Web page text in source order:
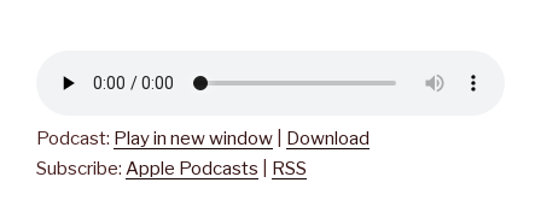
Podcast: Play in new window
Download
Subscribe: Apple Podcasts RSS